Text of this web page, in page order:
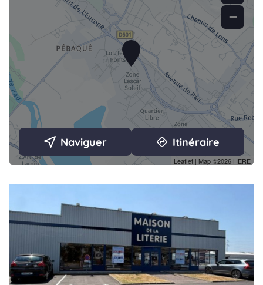
−
Leaflet | Map ©2026 HERE
Naviguer Itinéraire